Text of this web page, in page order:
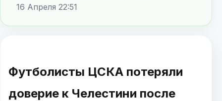
16 Апреля 22:51
Футболисты ЦСКА потеряли
доверие к Челестини после